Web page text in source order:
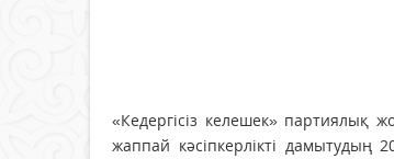
«Кедергісіз келешек» партиялық
жаппай кәсіпкерлікті дамытудың